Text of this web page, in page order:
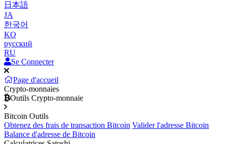
日本語
JA
한국어
KO
русский
RU
Se Connecter
Page d'accueil
Crypto-monnaies
Outils Crypto-monnaie
Bitcoin Outils
Obtenez des frais de transaction Bitcoin Valider l'adresse Bitcoin
Balance d'adresse de Bitcoin